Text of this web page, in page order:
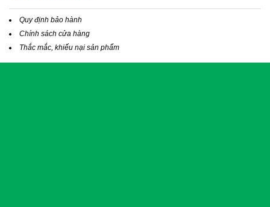
Quy định bảo hành
Chính sách cửa hàng
Thắc mắc, khiếu nại sản phẩm